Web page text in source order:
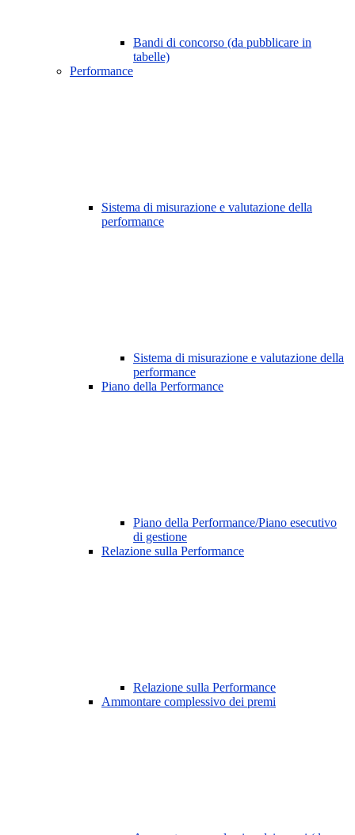
Bandi di concorso (da pubblicare in
tabelle)
Performance
Sistema di misurazione e valutazione della
performance
Sistema di misurazione e valutazione della
performance
Piano della Performance
Piano della Performance/Piano esecutivo
di gestione
Relazione sulla Performance
Relazione sulla Performance
Ammontare complessivo dei premi